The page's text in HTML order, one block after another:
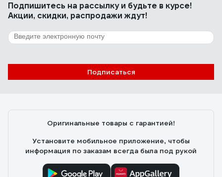
Подпишитесь на рассылкуи будьте в курсе!
Акции, скидки, распродажи ждут!
Подписаться
Оригинальные товары с гарантией!
Установите мобильное приложение, чтобы
информация по заказам всегда была под рукой